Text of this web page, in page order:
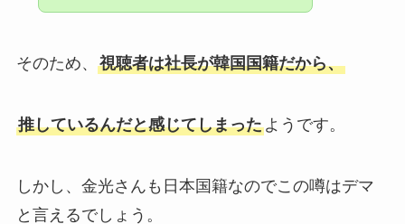
そのため、 視聴者は社長が韓国国籍だから、
推しているんだと感じてしまったようです。
しかし、金光さんも日本国籍なのでこの噂はデマ
と言えるでしょう。